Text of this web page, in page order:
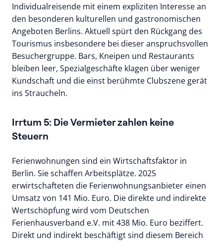
Individualreisende mit einem expliziten Interesse an
den besonderen kulturellen und gastronomischen
Angeboten Berlins. Aktuell spürt den Rückgang des
Tourismus insbesondere bei dieser anspruchsvollen
Besuchergruppe. Bars, Kneipen und Restaurants
bleiben leer, Spezialgeschäfte klagen über weniger
Kundschaft und die einst berühmte Clubszene gerät
ins Straucheln.
Irrtum 5: Die Vermieter zahlen keine
Steuern
Ferienwohnungen sind ein Wirtschaftsfaktor in
Berlin. Sie schaffen Arbeitsplätze. 2025
erwirtschafteten die Ferienwohnungsanbieter einen
Umsatz von 141 Mio. Euro. Die direkte und indirekte
Wertschöpfung wird vom Deutschen
Ferienhausverband e.V. mit 438 Mio. Euro beziffert.
Direkt und indirekt beschäftigt sind diesem Bereich